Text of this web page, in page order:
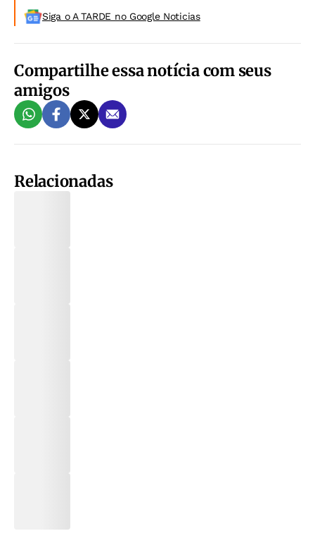
Siga o A TARDE no Google Noticias
Compartilhe essa notícia com seus
amigos
Relacionadas